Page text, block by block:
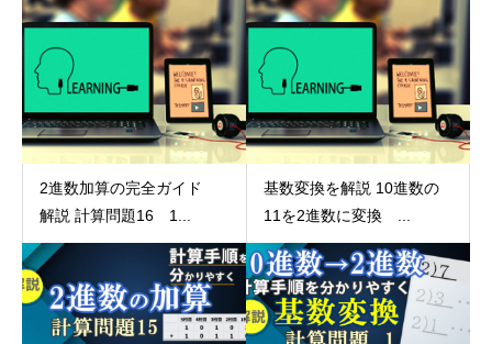
2進数加算の完全ガイド
解説 計算問題16 1...
基数変換を解説 10進数の
11を2進数に変換 ...